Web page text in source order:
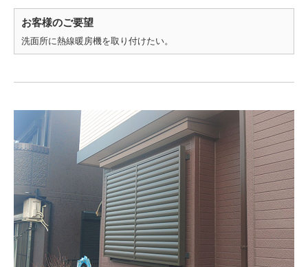
お客様のご要望
洗面所に熱線暖房機を取り付けたい。